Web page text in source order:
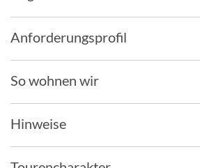
Anforderungsprofil
So wohnen wir
Hinweise